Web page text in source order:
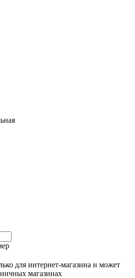
для интернет-магазина и может
магазинах